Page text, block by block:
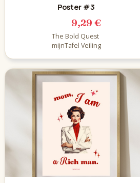
Poster #3
9,29 €
The Bold Quest
mijnTafel Veiling